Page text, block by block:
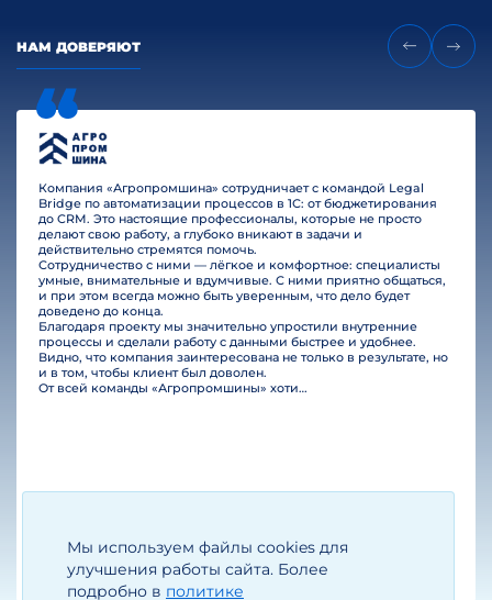
Мы используем файлы cookies для
улучшения работы сайта. Более
подробно в политике
НАМ ДОВЕРЯЮТ
Компания «Агропромшина» сотрудничает с командой Legal
Bridge по автоматизации процессов в 1С: от бюджетирования
до CRM. Это настоящие профессионалы, которые не просто
делают свою работу, а глубоко вникают в задачи и
действительно стремятся помочь.
Сотрудничество с ними — лёгкое и комфортное: специалисты
умные, внимательные и вдумчивые. С ними приятно общаться,
и при этом всегда можно быть уверенным, что дело будет
доведено до конца.
Благодаря проекту мы значительно упростили внутренние
процессы и сделали работу с данными быстрее и удобнее.
Видно, что компания заинтересована не только в результате, но
и в том, чтобы клиент был доволен.
От всей команды «Агропромшины» хотим поблагодарить специалистов Legal Bridge за отличную работу и человеческое отношение.…
Егизарян И.А.
Генеральный директор